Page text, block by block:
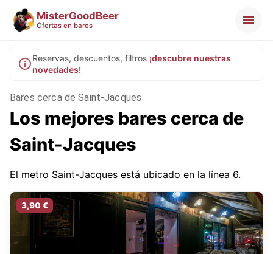
MisterGoodBeer
Ofertas en bares
Reservas, descuentos, filtros ¡descubre nuestras
novedades!
Bares cerca de Saint-Jacques
Los mejores bares cerca de
Saint-Jacques
El metro Saint-Jacques está ubicado en la línea 6.
3,90 €